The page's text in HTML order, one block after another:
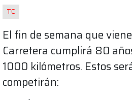
TC
El fin de semana que
Carretera cumplirá 80
1000 kilómetros. Estos
competirán: